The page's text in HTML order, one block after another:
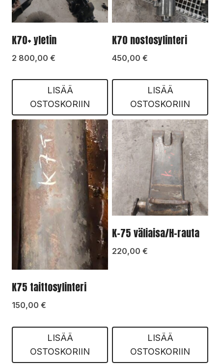
K70+ yletin
2 800,00 €
LISÄÄ
OSTOSKORIIN
K70 nostosylinteri
450,00 €
LISÄÄ
OSTOSKORIIN
K75 taittosylinteri
150,00 €
LISÄÄ
OSTOSKORIIN
K-75 väliaisa/H-rauta
220,00 €
LISÄÄ
OSTOSKORIIN